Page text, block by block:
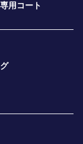
用コート